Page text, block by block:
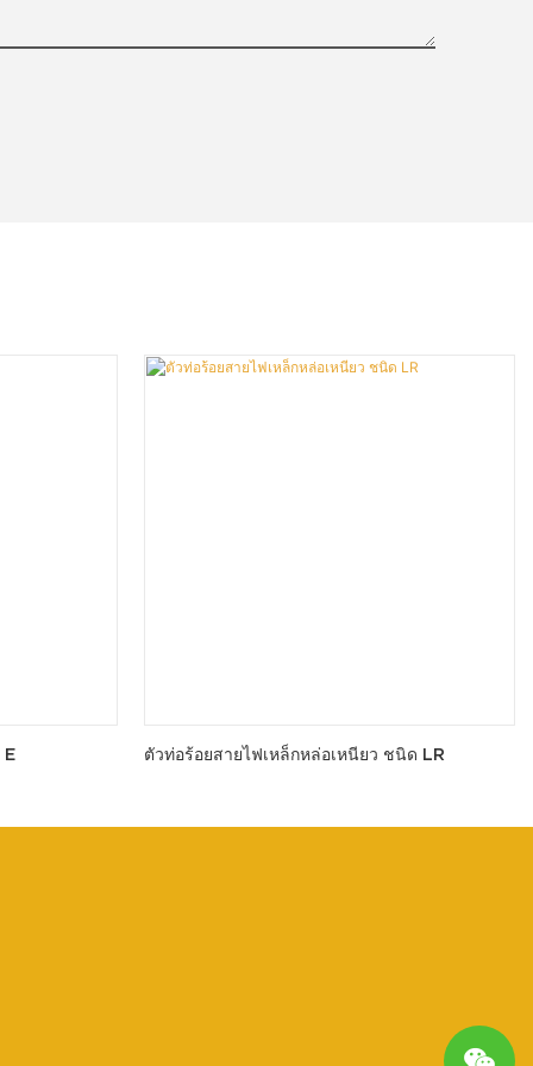
E ตัวท่อร้อยสายไฟเหล็กหล่อเหนียว ชนิด LR